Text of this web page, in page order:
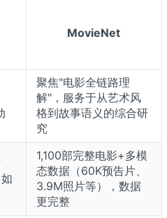
MovieNet
聚焦"电影全链路理
解"，服务于从艺术风
格到故事语义的综合研
究
1,100部完整电影+多模
态数据（60K预告片、
3.9M照片等），数据
更完整